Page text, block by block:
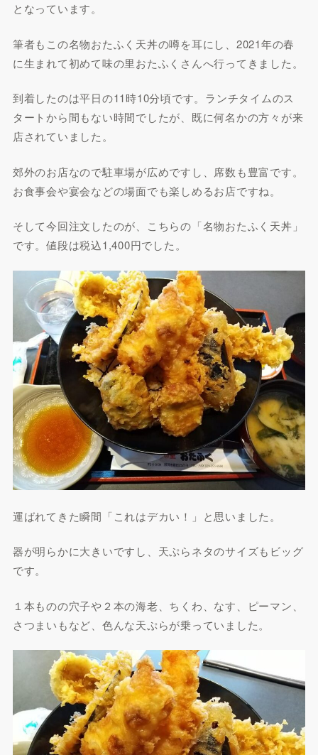
となっています。
筆者もこの名物おたふく天丼の噂を耳にし、2021年の春
に生まれて初めて味の里おたふくさんへ行ってきました。
到着したのは平日の11時10分頃です。ランチタイムのス
タートから間もない時間でしたが、既に何名かの方々が来
店されていました。
郊外のお店なので駐車場が広めですし、席数も豊富です。
お食事会や宴会などの場面でも楽しめるお店ですね。
そして今回注文したのが、こちらの「名物おたふく天丼」
です。値段は税込1,400円でした。
運ばれてきた瞬間「これはデカい！」と思いました。
器が明らかに大きいですし、天ぷらネタのサイズもビッグ
です。
１本ものの穴子や２本の海老、ちくわ、なす、ピーマン、
さつまいもなど、色んな天ぷらが乗っていました。